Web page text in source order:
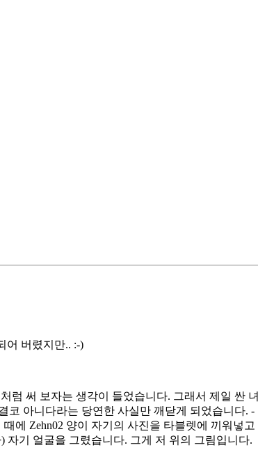
어 버렸지만.. :-)
럼 써 보자는 생각이 들었습니다. 그래서 제일 싼 녀
코 아니다라는 당연한 사실만 깨닫게 되었습니다. -
에 Zehn02 양이 자기의 사진을 타블렛에 끼워넣고
기 얼굴을 그렸습니다. 그게 저 위의 그림입니다.